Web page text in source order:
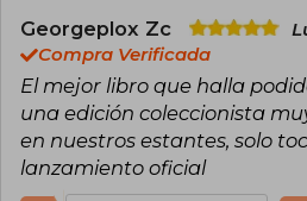
Georgeplox Zc
Compra Verificada
El mejor libro que halla
una edición coleccionista
en nuestros estantes, solo
lanzamiento oficial